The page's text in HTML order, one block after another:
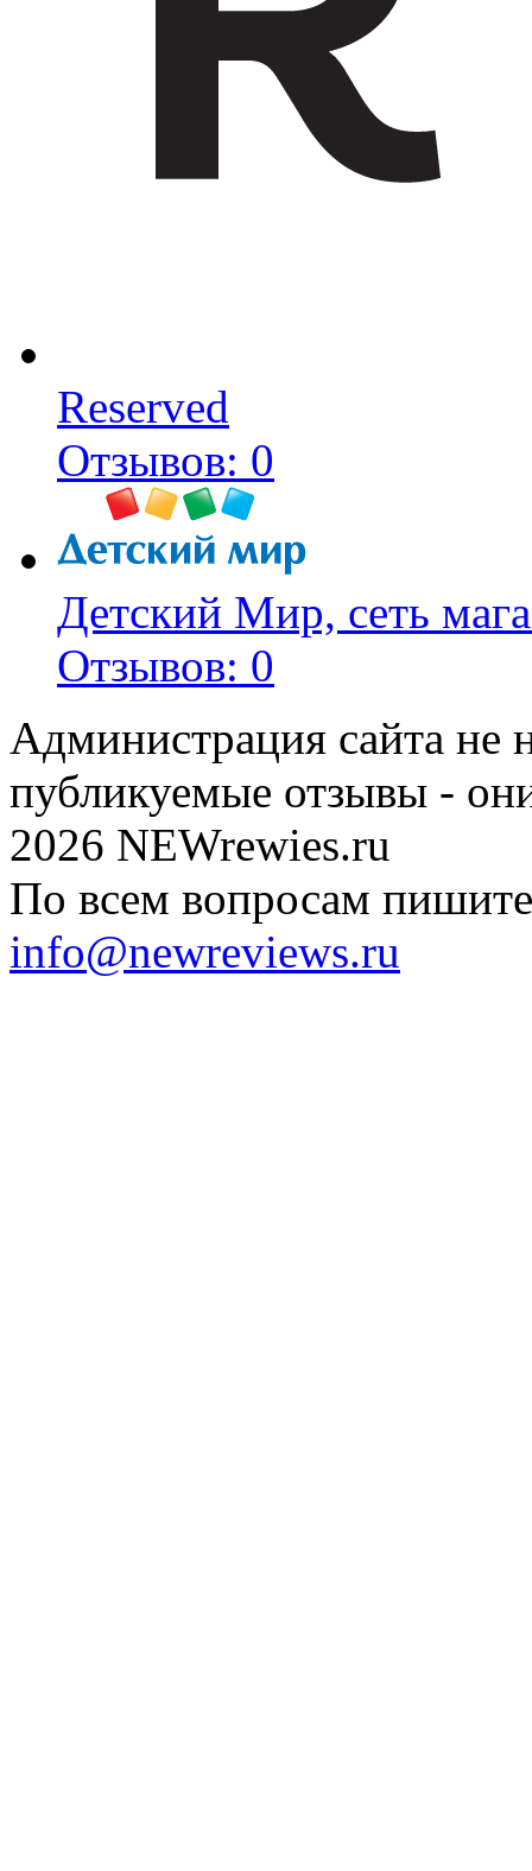
Reserved
Отзывов: 0
Детский Мир, сеть
Отзывов: 0
Администрация сайта не
публикуемые отзывы -
2026 NEWrewies.ru
По всем вопросам
info@newreviews.ru